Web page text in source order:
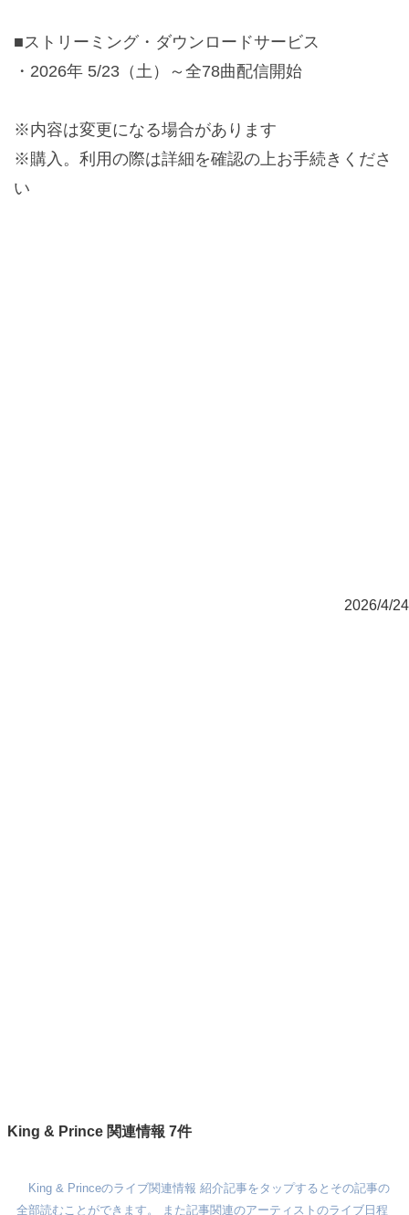
■ストリーミング・ダウンロードサービス
・2026年 5/23（土）～全78曲配信開始
※内容は変更になる場合があります
※購入。利用の際は詳細を確認の上お手続きくださ
い
2026/4/24
King & Prince 関連情報 7件
King & Princeのライブ関連情報 紹介記事をタップするとその記事の
全部読むことができます。 また記事関連のアーティストのライブ日程